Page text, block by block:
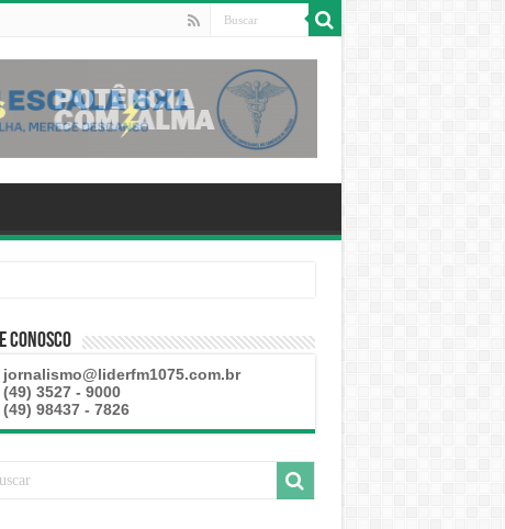
Conosco
jornalismo@liderfm1075.com.br
(49) 3527 - 9000
(49) 98437 - 7826